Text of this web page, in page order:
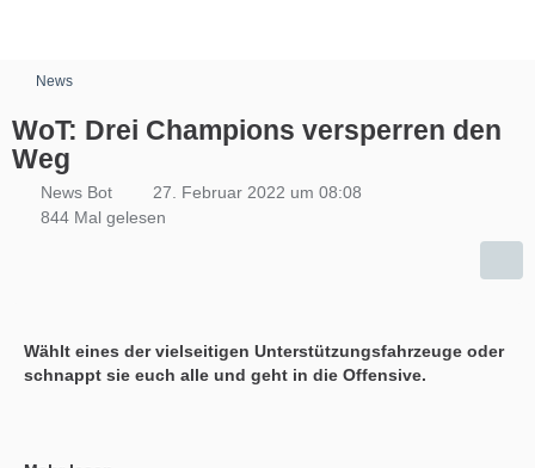
News
WoT: Drei Champions versperren den
Weg
News Bot
27. Februar 2022 um 08:08
844 Mal gelesen
Wählt eines der vielseitigen Unterstützungsfahrzeuge oder
schnappt sie euch alle und geht in die Offensive.